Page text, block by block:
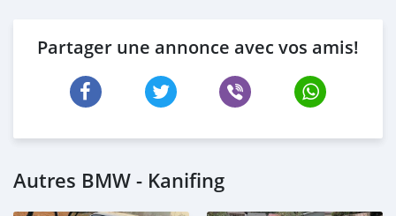
Partager une annonce avec vos amis!
Autres BMW - Kanifing